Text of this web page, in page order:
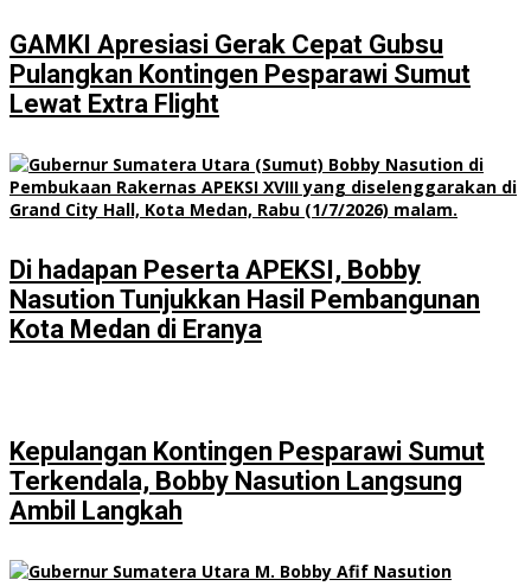
GAMKI Apresiasi Gerak Cepat Gubsu
Pulangkan Kontingen Pesparawi Sumut
Lewat Extra Flight
Di hadapan Peserta APEKSI, Bobby
Nasution Tunjukkan Hasil Pembangunan
Kota Medan di Eranya
Kepulangan Kontingen Pesparawi Sumut
Terkendala, Bobby Nasution Langsung
Ambil Langkah